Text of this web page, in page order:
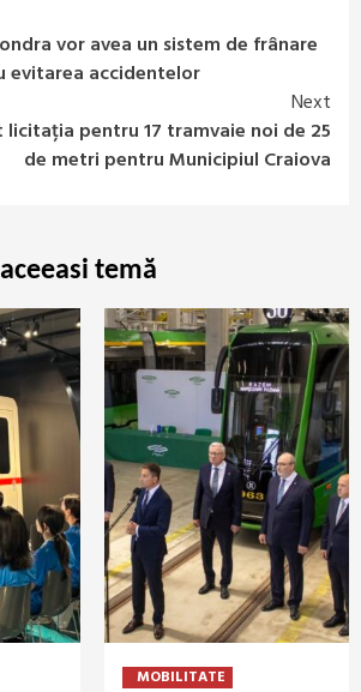
vor avea un sistem de frânare
evitarea accidentelor
Next
licitația pentru 17 tramvaie noi de 25
de metri pentru Municipiul Craiova
temă
MOBILITATE